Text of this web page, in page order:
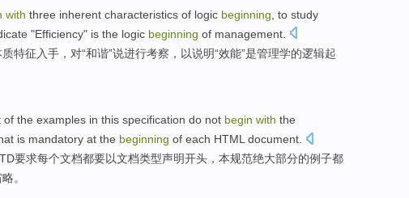
with three inherent characteristics of logic beginning to study
"Efficiency" is the logic beginning of management
质特征 入手， 对“和谐”说进行考察 ，以说明“效能”是管理学的逻辑起
of the examples in this specification do not begin with the
is mandatory at the beginning of each HTML document.
要求每个文档都要以文档类型声明开头 ， 本规范绝大部分的例子都
。